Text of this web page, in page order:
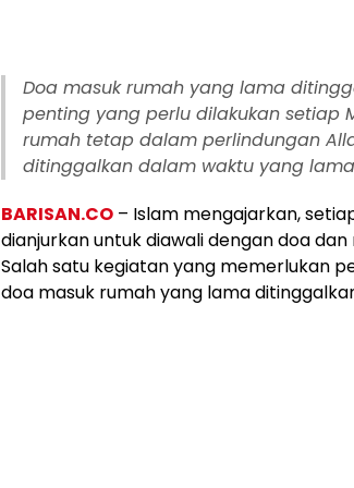
Doa masuk rumah yang lama
penting yang perlu dilakukan setiap
rumah tetap dalam perlindungan
ditinggalkan dalam waktu yang
BARISAN.CO – Islam mengajarkan,
dianjurkan untuk diawali dengan doa
Salah satu kegiatan yang memerlukan
doa masuk rumah yang lama